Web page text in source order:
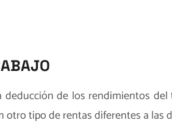
de los rendimientos
otro tipo de rentas diferentes a las